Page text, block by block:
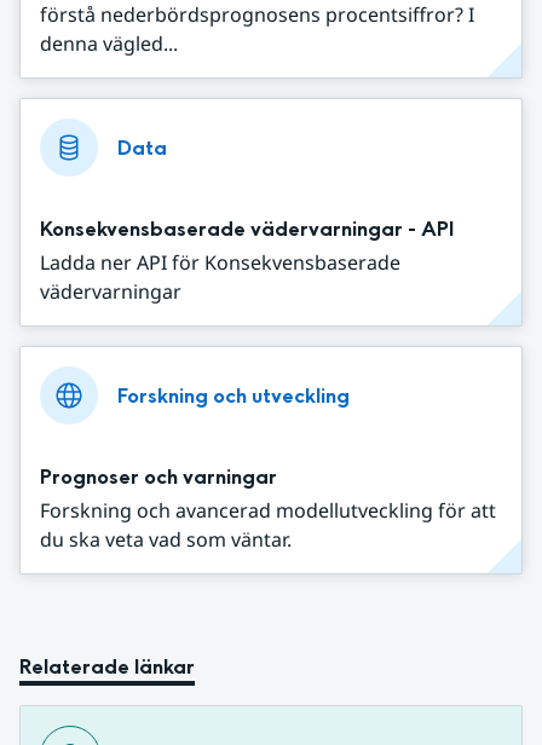
förstå nederbördsprognosens procentsiffror? I
denna vägled...
Data
Konsekvensbaserade vädervarningar - API
Ladda ner API för Konsekvensbaserade
vädervarningar
Forskning och utveckling
Prognoser och varningar
Forskning och avancerad modellutveckling för att
du ska veta vad som väntar.
Relaterade länkar